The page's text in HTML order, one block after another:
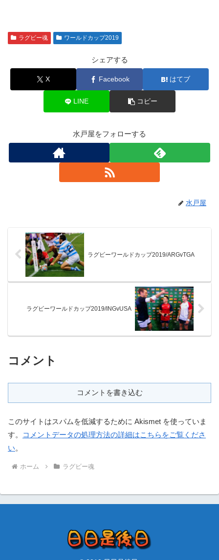
ラグビー魂 ワールドカップ2019
シェアする
X Facebook はてブ
LINE コピー
水戸屋をフォローする
水戸屋
ラグビーワールドカップ2019/ARGvTGA
ラグビーワールドカップ2019/INGvUSA
コメント
コメントを書き込む
このサイトはスパムを低減するために Akismet を使っていま
す。
コメントデータの処理方法の詳細はこちらをご覧くださ
い。
ホーム ラグビー魂